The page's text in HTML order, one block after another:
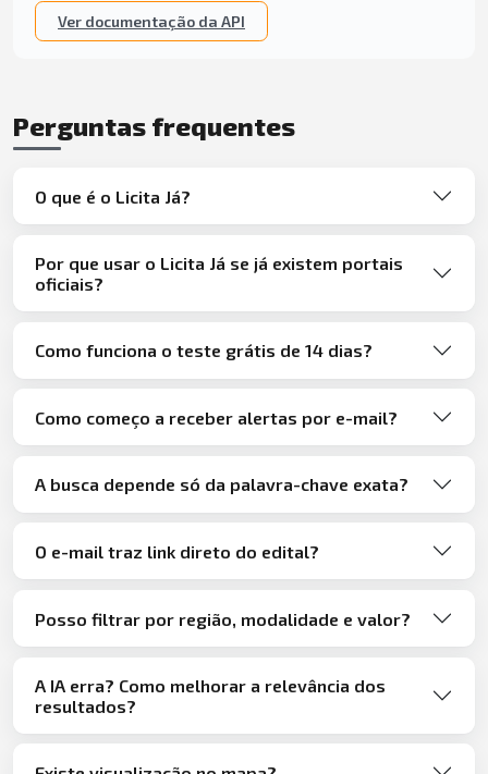
Ver documentação da API
Perguntas frequentes
O que é o Licita Já?
Por que usar o Licita Já se já existem portais
oficiais?
Como funciona o teste grátis de 14 dias?
Como começo a receber alertas por e-mail?
A busca depende só da palavra-chave exata?
O e-mail traz link direto do edital?
Posso filtrar por região, modalidade e valor?
A IA erra? Como melhorar a relevância dos
resultados?